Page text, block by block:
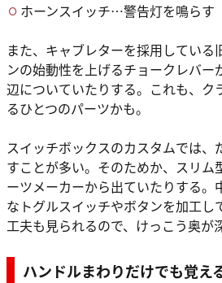
ホーンスイッチ…警告灯を鳴らす
また、キャブレターを採用している
ンの始動性を上げるチョークレバー
辺についていたりする。これも、ク
るひとつのパーツかも。
スイッチボックスのカスタムでは、
すことが多い。そのためか、スリム
ーツメーカーから出ていたりする。
なトグルスイッチやボタンを加工し
工夫も見られるので、けっこう奥が
ハンドルまわりだけでも覚